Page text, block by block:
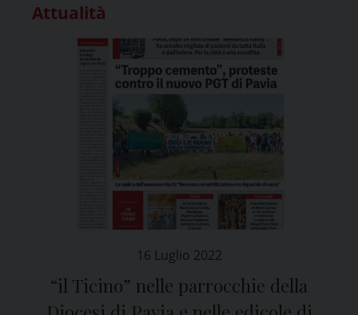
Attualità
16 Luglio 2022
“il Ticino” nelle parrocchie della